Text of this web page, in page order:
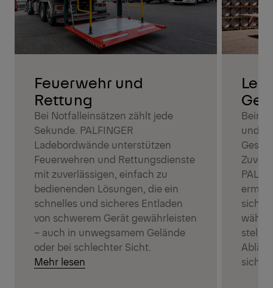
Feuerwehr und
Rettung
Bei Notfalleinsätzen zählt jede
Sekunde. PALFINGER
Ladebordwände unterstützen
Feuerwehren und Rettungsdienste
mit zuverlässigen, einfach zu
bedienenden Lösungen, die ein
schnelles und sicheres Entladen
von schwerem Gerät gewährleisten
– auch in unwegsamem Gelände
oder bei schlechter Sicht.
Mehr lesen
Beim
und
sicher.